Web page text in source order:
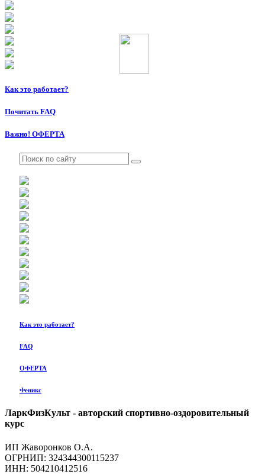
Как это работает?
Почитать FAQ
Важно! ОФЕРТА
Как это работает?
FAQ
ОФЕРТА
Феникс
ЛаркФизКульт - авторский спортивно-оздоровительный
курс
ИП Жаворонков О.А.
ОГРНИП: 324344300115237
ИНН: 504210412516